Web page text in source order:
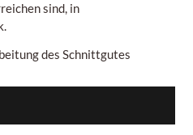
sind, in
des Schnittgutes